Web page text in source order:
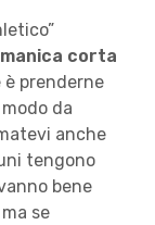
corta
è prenderne
da
anche
tengono
bene
se